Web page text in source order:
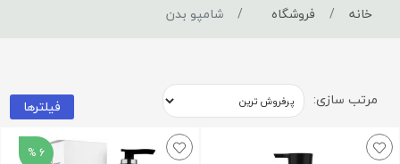
خانه فروشگاه شامپو بدن
مرتب سازی: فیلترها
6 %